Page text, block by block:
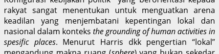
rakyat sangat menentukan untuk menguatkan arena
keadilan yang menjembatani kepentingan lokal dan
nasional dalam konteks the grounding of human activities in
spesific places. Menurut Harris dkk pengertian “lokal”